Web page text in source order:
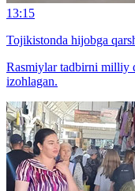
13:15
Tojikistonda hijobga
Rasmiylar tadbirni milliy
izohlagan.